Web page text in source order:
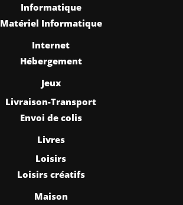
Informatique
Matériel Informatique
Internet
Hébergement
Jeux
Livraison-Transport
Envoi de colis
Livres
Loisirs
Loisirs créatifs
Maison